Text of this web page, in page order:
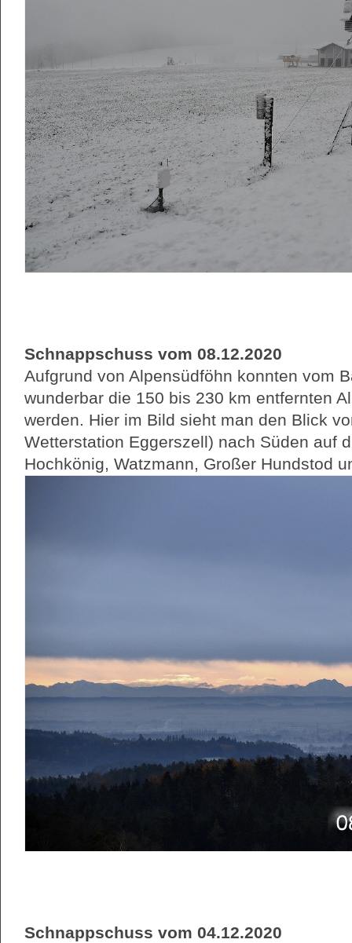
Schnappschuss vom 08.12.2020
Aufgrund von Alpensüdföhn konnten vom
wunderbar die 150 bis 230 km entfernten
werden. Hier im Bild sieht man den Blick
Wetterstation Eggerszell) nach Süden auf
Hochkönig, Watzmann, Großer Hundstod
Schnappschuss vom 04.12.2020